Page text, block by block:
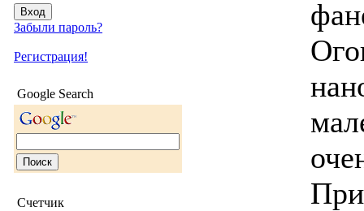
Забыли пароль?
Регистрация!
Google Search
Счетчик